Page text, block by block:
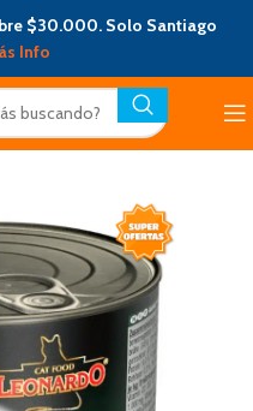
$30.000. Solo Santiago
Info